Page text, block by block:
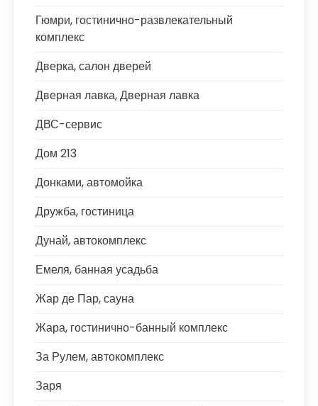
Гюмри, гостинично-развлекательный
комплекс
Дверка, салон дверей
Дверная лавка, Дверная лавка
ДВС-сервис
Дом 213
Донками, автомойка
Дружба, гостиница
Дунай, автокомплекс
Емеля, банная усадьба
Жар де Пар, сауна
Жара, гостинично-банный комплекс
За Рулем, автокомплекс
Заря